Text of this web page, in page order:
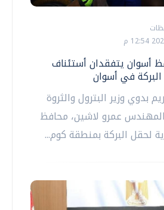
أسوان يتفقدان أستئناف
في أسوان
بدوي وزير البترول والثروة
المهندس عمرو لاشين، محافظ
لحقل البركة بمنطقة كوم...